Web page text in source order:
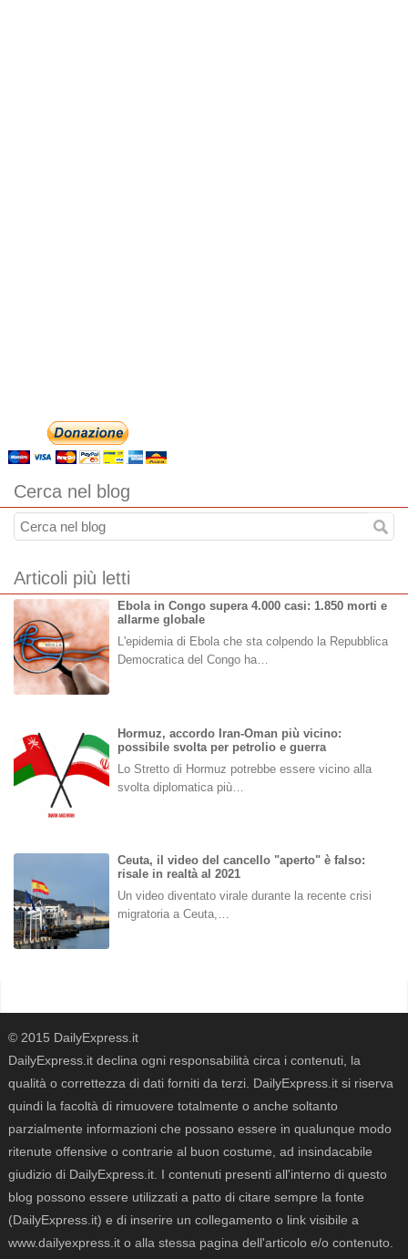
Cerca nel blog
Articoli più letti
Ebola in Congo supera 4.000 casi: 1.850 morti e
allarme globale
L'epidemia di Ebola che sta colpendo la Repubblica
Democratica del Congo ha…
Hormuz, accordo Iran-Oman più vicino:
possibile svolta per petrolio e guerra
Lo Stretto di Hormuz potrebbe essere vicino alla
svolta diplomatica più…
Ceuta, il video del cancello "aperto" è falso:
risale in realtà al 2021
Un video diventato virale durante la recente crisi
migratoria a Ceuta,…
© 2015 DailyExpress.it
DailyExpress.it declina ogni responsabilità circa i contenuti, la
qualità o correttezza di dati forniti da terzi. DailyExpress.it si riserva
quindi la facoltà di rimuovere totalmente o anche soltanto
parzialmente informazioni che possano essere in qualunque modo
ritenute offensive o contrarie al buon costume, ad insindacabile
giudizio di DailyExpress.it. I contenuti presenti all'interno di questo
blog possono essere utilizzati a patto di citare sempre la fonte
(DailyExpress.it) e di inserire un collegamento o link visibile a
www.dailyexpress.it o alla stessa pagina dell'articolo e/o contenuto.